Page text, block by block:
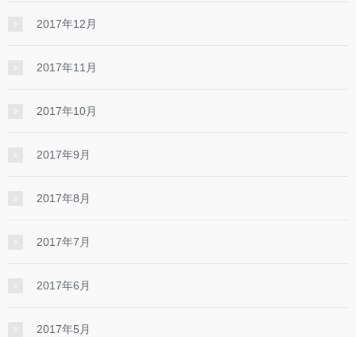
2017年12月
2017年11月
2017年10月
2017年9月
2017年8月
2017年7月
2017年6月
2017年5月